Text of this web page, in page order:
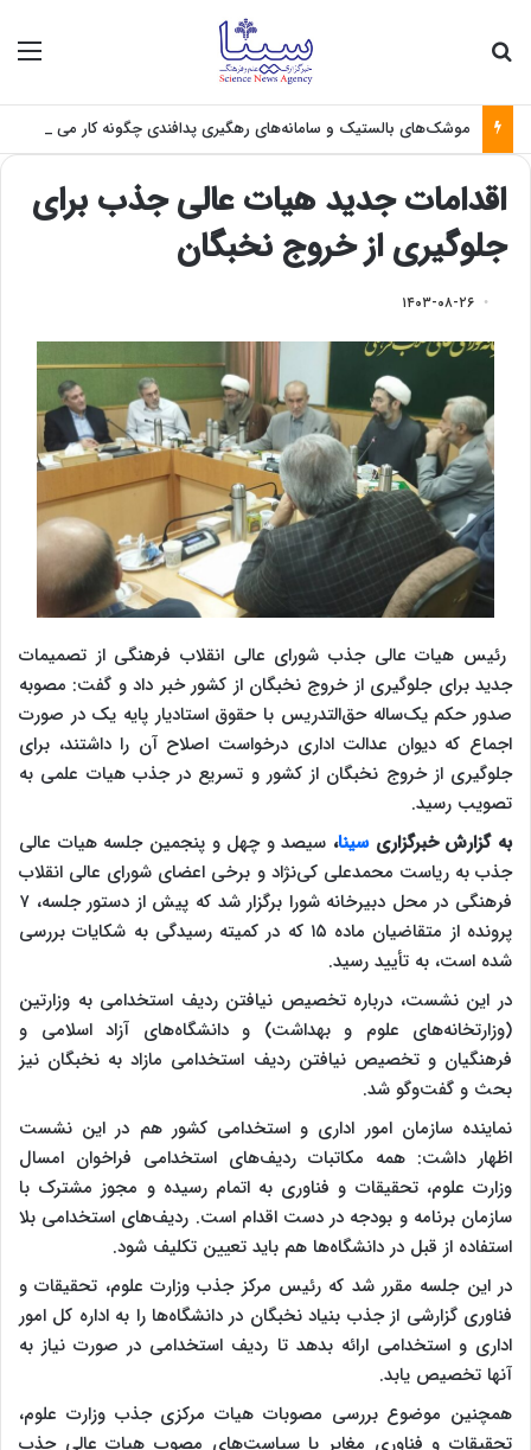
موشک‌های بالستیک و سامانه‌های رهگیری پدافندی چگونه کار می کنند؟
اقدامات جدید هیات عالی جذب برای
جلوگیری از خروج نخبگان
۱۴۰۳-۰۸-۲۶
رئیس هیات عالی جذب شورای عالی انقلاب فرهنگی از تصمیمات
جدید برای جلوگیری از خروج نخبگان از کشور خبر داد و گفت: مصوبه
صدور حکم یک‌ساله حق‌التدریس با حقوق استادیار پایه یک در صورت
اجماع که دیوان عدالت اداری درخواست اصلاح آن را داشتند، برای
جلوگیری از خروج نخبگان از کشور و تسریع در جذب هیات علمی به
تصویب رسید.
به گزارش خبرگزاریسینا، سیصد و چهل و پنجمین جلسه هیات عالی
جذب به ریاست محمدعلی کی‌نژاد و برخی اعضای شورای عالی انقلاب
فرهنگی در محل دبیرخانه شورا برگزار شد که پیش از دستور جلسه، ۷
پرونده از متقاضیان ماده ۱۵ که در کمیته رسیدگی به شکایات بررسی
شده است، به تأیید رسید.
در این نشست، درباره تخصیص نیافتن ردیف استخدامی به وزارتین
(وزارتخانه‌های علوم و بهداشت) و دانشگاه‌های آزاد اسلامی و
فرهنگیان و تخصیص نیافتن ردیف استخدامی مازاد به نخبگان نیز
بحث و گفت‌وگو شد.
نماینده سازمان امور اداری و استخدامی کشور هم در این نشست
اظهار داشت: همه مکاتبات ردیف‌های استخدامی فراخوان امسال
وزارت علوم، تحقیقات و فناوری به اتمام رسیده و مجوز مشترک با
سازمان برنامه و بودجه در دست اقدام است. ردیف‌های استخدامی بلا
استفاده از قبل در دانشگاه‌ها هم باید تعیین تکلیف شود.
در این جلسه مقرر شد که رئیس مرکز جذب وزارت علوم، تحقیقات و
فناوری گزارشی از جذب بنیاد نخبگان در دانشگاه‌ها را به اداره کل امور
اداری و استخدامی ارائه بدهد تا ردیف استخدامی در صورت نیاز به
آنها تخصیص یابد.
همچنین موضوع بررسی مصوبات هیات مرکزی جذب وزارت علوم،
تحقیقات و فناوری مغایر با سیاست‌های مصوب هیات عالی جذب